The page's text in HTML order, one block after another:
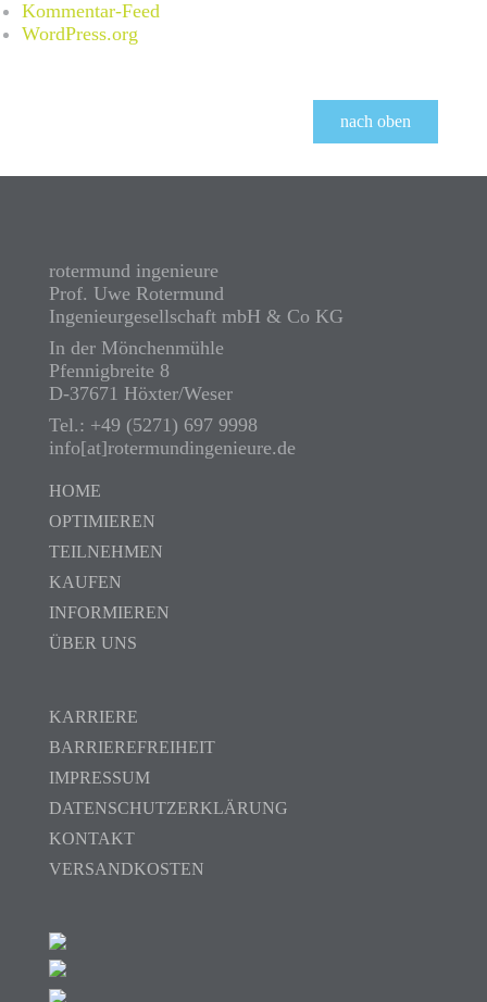
Kommentar-Feed
WordPress.org
nach oben
rotermund ingenieure
Prof. Uwe Rotermund
Ingenieurgesellschaft mbH & Co KG
In der Mönchenmühle
Pfennigbreite 8
D-37671 Höxter/Weser
Tel.: +49 (5271) 697 9998
info[at]rotermundingenieure.de
HOME
OPTIMIEREN
TEILNEHMEN
KAUFEN
INFORMIEREN
ÜBER UNS
KARRIERE
BARRIEREFREIHEIT
IMPRESSUM
DATENSCHUTZERKLÄRUNG
KONTAKT
VERSANDKOSTEN